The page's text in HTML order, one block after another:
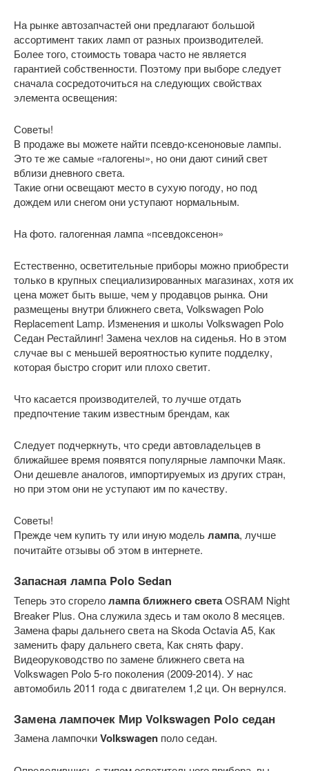
На рынке автозапчастей они предлагают большой
ассортимент таких ламп от разных производителей.
Более того, стоимость товара часто не является
гарантией собственности. Поэтому при выборе следует
сначала сосредоточиться на следующих свойствах
элемента освещения:
Советы!
В продаже вы можете найти псевдо-ксеноновые лампы.
Это те же самые «галогены», но они дают синий свет
вблизи дневного света.
Такие огни освещают место в сухую погоду, но под
дождем или снегом они уступают нормальным.
На фото. галогенная лампа «псевдоксенон»
Естественно, осветительные приборы можно приобрести
только в крупных специализированных магазинах, хотя их
цена может быть выше, чем у продавцов рынка. Они
размещены внутри ближнего света, Volkswagen Polo
Replacement Lamp. Изменения и школы Volkswagen Polo
Седан Рестайлинг! Замена чехлов на сиденья. Но в этом
случае вы с меньшей вероятностью купите подделку,
которая быстро сгорит или плохо светит.
Что касается производителей, то лучше отдать
предпочтение таким известным брендам, как
Следует подчеркнуть, что среди автовладельцев в
ближайшее время появятся популярные лампочки Маяк.
Они дешевле аналогов, импортируемых из других стран,
но при этом они не уступают им по качеству.
Советы!
Прежде чем купить ту или иную модельлампа, лучше
почитайте отзывы об этом в интернете.
Запасная лампа Polo Sedan
Теперь это сгорелолампа ближнего светаOSRAM Night
Breaker Plus. Она служила здесь и там около 8 месяцев.
Замена фары дальнего света на Skoda Octavia A5, Как
заменить фару дальнего света, Как снять фару.
Видеоруководство по замене ближнего света на
Volkswagen Polo 5-го поколения (2009-2014). У нас
автомобиль 2011 года с двигателем 1,2 ци. Он вернулся.
Замена лампочек Мир Volkswagen Polo седан
Замена лампочкиVolkswagen поло седан.